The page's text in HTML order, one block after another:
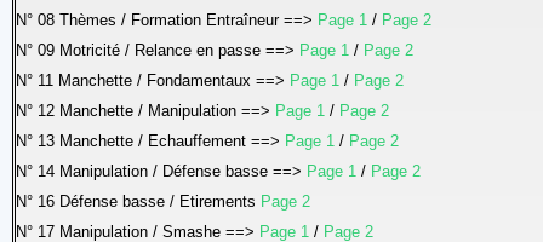
N° 08 Thèmes / Formation Entraîneur ==> Page 1 / Page 2
N° 09 Motricité / Relance en passe ==> Page 1 / Page 2
N° 11 Manchette / Fondamentaux ==> Page 1 / Page 2
N° 12 Manchette / Manipulation ==> Page 1 / Page 2
N° 13 Manchette / Echauffement ==> Page 1 / Page 2
N° 14 Manipulation / Défense basse ==> Page 1 / Page 2
N° 16 Défense basse / Etirements Page 2
N° 17 Manipulation / Smashe ==> Page 1 / Page 2